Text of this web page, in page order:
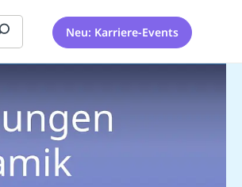
Neu: Karriere-Events